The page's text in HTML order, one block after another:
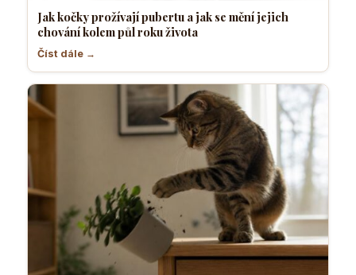
Jak kočky prožívají pubertu a jak se mění jejich
chování kolem půl roku života
Číst dále →